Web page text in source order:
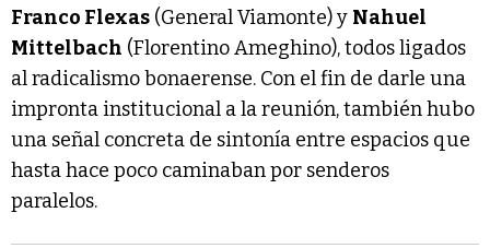
Franco Flexas (General Viamonte) y Nahuel
Mittelbach (Florentino Ameghino), todos ligados
al radicalismo bonaerense. Con el fin de darle una
impronta institucional a la reunión, también hubo
una señal concreta de sintonía entre espacios que
hasta hace poco caminaban por senderos
paralelos.